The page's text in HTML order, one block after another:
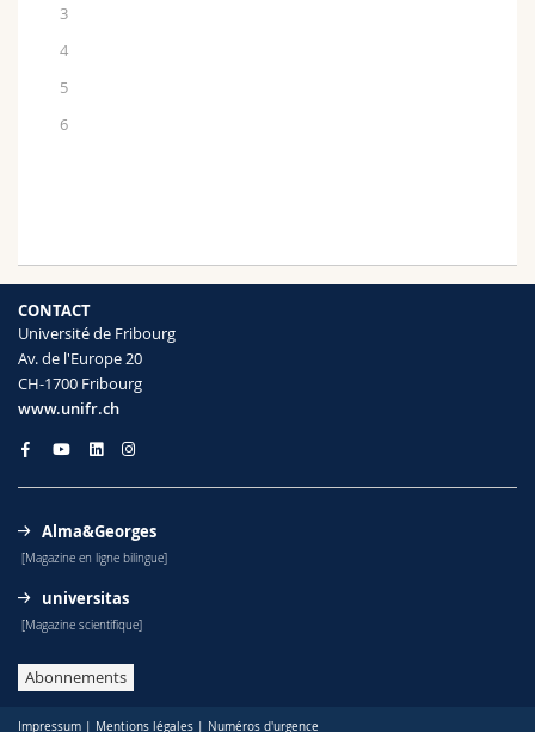
3
4
5
6
CONTACT
Université de Fribourg
Av. de l'Europe 20
CH-1700 Fribourg
www.unifr.ch
Alma&Georges
[Magazine en ligne bilingue]
universitas
[Magazine scientifique]
Abonnements
Impressum | Mentions légales | Numéros d'urgence